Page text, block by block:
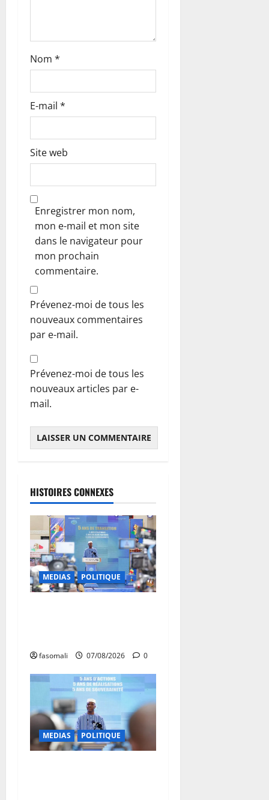
c
l
Nom *
E-mail *
Site web
Enregistrer mon nom,
mon e-mail et mon site
dans le navigateur pour
mon prochain
commentaire.
Prévenez-moi de tous les
nouveaux commentaires
par e-mail.
Prévenez-moi de tous les
nouveaux articles par e-
mail.
HISTOIRES CONNEXES
MEDIAS POLITIQUE
fasomali 07/08/2026 0
MEDIAS POLITIQUE